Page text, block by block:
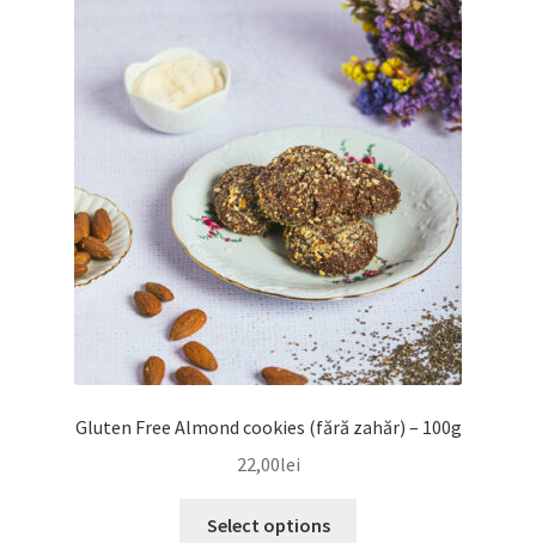
Gluten Free Almond cookies (fără zahăr) – 100g
22,00lei
Select options